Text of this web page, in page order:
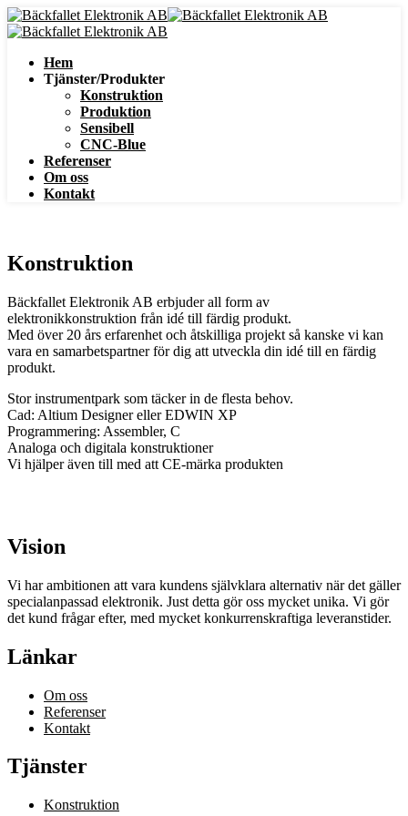
Hem
Tjänster/Produkter
Konstruktion
Produktion
Sensibell
CNC-Blue
Referenser
Om oss
Kontakt
Konstruktion
Bäckfallet Elektronik AB erbjuder all form av
elektronikkonstruktion från idé till färdig produkt.
Med över 20 års erfarenhet och åtskilliga projekt så kanske vi kan
vara en samarbetspartner för dig att utveckla din idé till en färdig
produkt.
Stor instrumentpark som täcker in de flesta behov.
Cad: Altium Designer eller EDWIN XP
Programmering: Assembler, C
Analoga och digitala konstruktioner
Vi hjälper även till med att CE-märka produkten
Vision
Vi har ambitionen att vara kundens självklara alternativ när det gäller
specialanpassad elektronik. Just detta gör oss mycket unika. Vi gör
det kund frågar efter, med mycket konkurrenskraftiga leveranstider.
Länkar
Om oss
Referenser
Kontakt
Tjänster
Konstruktion